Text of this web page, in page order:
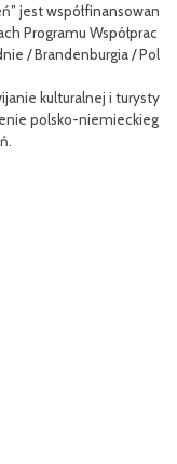
/ Pol
Celem III Polsko-
nie oferty
niej dla
Efektem
m rowerów